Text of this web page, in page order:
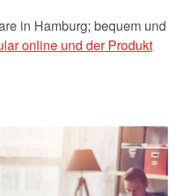
in Hamburg; bequem und
online und der Produkt